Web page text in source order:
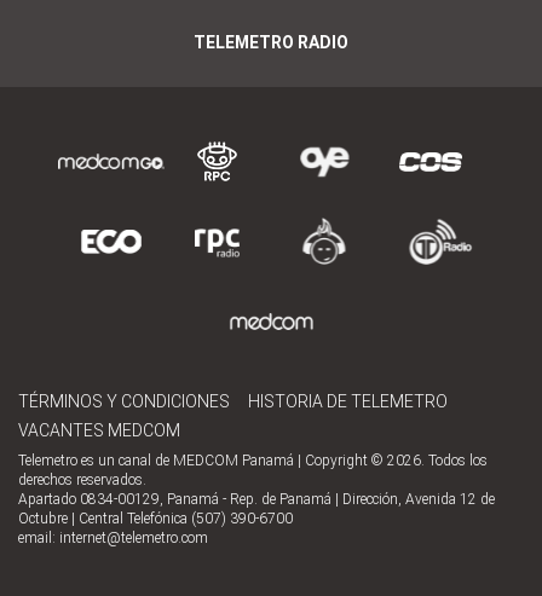
TELEMETRO RADIO
TÉRMINOS Y CONDICIONES
HISTORIA DE TELEMETRO
VACANTES MEDCOM
Telemetro es un canal de MEDCOM Panamá | Copyright © 2026. Todos los
derechos reservados.
Apartado 0834-00129, Panamá - Rep. de Panamá | Dirección, Avenida 12 de
Octubre | Central Telefónica (507) 390-6700
email: internet@telemetro.com